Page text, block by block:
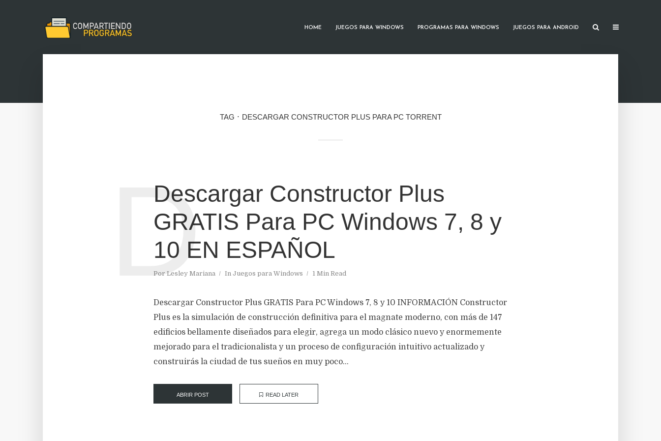
HOME JUEGOS PARA WINDOWS PROGRAMAS PARA WINDOWS JUEGOS PARA ANDROID
TAG DESCARGAR CONSTRUCTOR PLUS PARA PC TORRENT
Descargar Constructor Plus
GRATIS Para PC Windows 7, 8 y
10 EN ESPAÑOL
Por Lesley Mariana In Juegos para Windows 1 Min Read
D
Descargar Constructor Plus GRATIS Para PC Windows 7, 8 y 10 INFORMACIÓN Constructor
Plus es la simulación de construcción definitiva para el magnate moderno, con más de 147
edificios bellamente diseñados para elegir, agrega un modo clásico nuevo y enormemente
mejorado para el tradicionalista y un proceso de configuración intuitivo actualizado y
construirás la ciudad de tus sueños en muy poco...
ABRIR POST READ LATER